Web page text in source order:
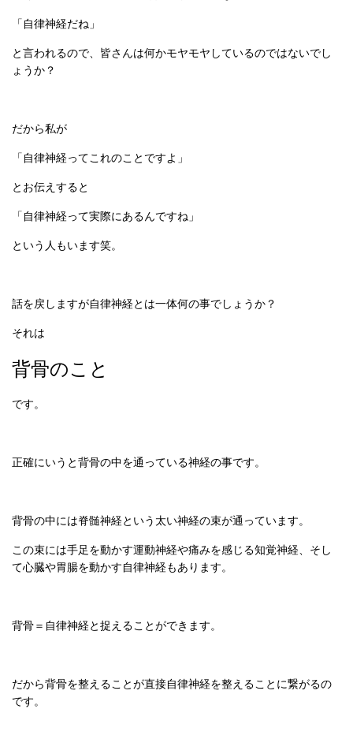
「自律神経だね」
と言われるので、皆さんは何かモヤモヤしているのではないでし
ょうか？
だから私が
「自律神経ってこれのことですよ」
とお伝えすると
「自律神経って実際にあるんですね」
という人もいます笑。
話を戻しますが自律神経とは一体何の事でしょうか？
それは
背骨のこと
です。
正確にいうと背骨の中を通っている神経の事です。
背骨の中には脊髄神経という太い神経の束が通っています。
この束には手足を動かす運動神経や痛みを感じる知覚神経、そし
て心臓や胃腸を動かす自律神経もあります。
背骨＝自律神経と捉えることができます。
だから背骨を整えることが直接自律神経を整えることに繋がるの
です。